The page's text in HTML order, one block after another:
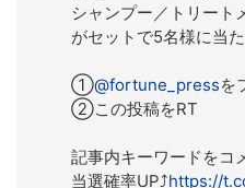
シャンプー／トリート
がセットで5名様に当
①@fortune_pressを
②この投稿をRT
記事内キーワードをコ
当選確率UP⤴️https://